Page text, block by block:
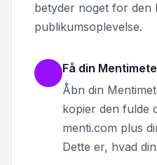
betyder noget for den
publikumsoplevelse.
Få din
Åbn din
kopier den fulde
menti.com plus
Dette er, hvad